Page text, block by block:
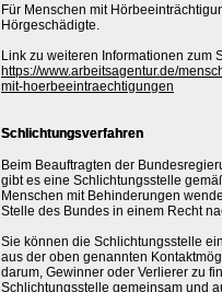
Für Menschen mit
Hörgeschädigte.
Link zu weiteren Informationen zum
https://www.arbeitsagentur.de/
mit-hoerbeeintraechtigungen
Schlichtungsverfahren
Beim Beauftragten der
gibt es eine Schlichtungsstelle
Menschen mit Behinderungen
Stelle des Bundes in einem Recht
Sie können die Schlichtungsstelle
aus der oben genannten
darum, Gewinner oder Verlierer zu
Schlichtungsstelle gemeinsam und